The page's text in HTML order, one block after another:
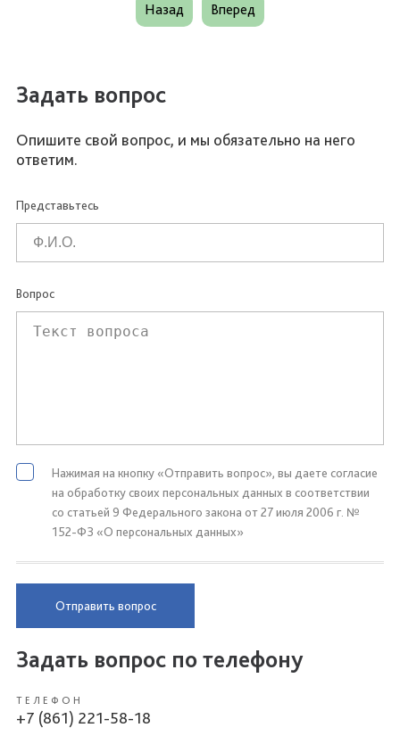
Назад Вперед
Задать вопрос
Опишите свой вопрос, и мы обязательно на него
ответим.
Представьтесь
Вопрос
Нажимая на кнопку «Отправить вопрос», вы даете согласие
на обработку своих персональных данных в соответствии
со статьей 9 Федерального закона от 27 июля 2006 г. №
152-ФЗ «О персональных данных»
Отправить вопрос
Задать вопрос по телефону
ТЕЛЕФОН
+7 (861) 221-58-18